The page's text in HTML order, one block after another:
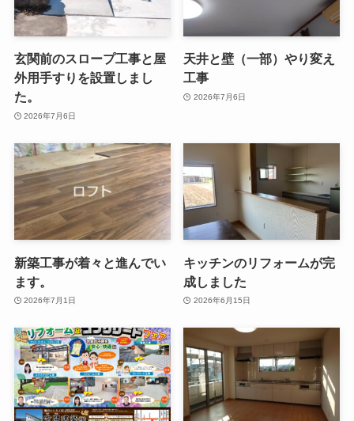
玄関前のスロープ工事と屋
外用手すりを設置しまし
た。
2026年7月6日
天井と壁（一部）やり変え
工事
2026年7月6日
新築工事が着々と進んでい
ます。
2026年7月1日
キッチンのリフォームが完
成しました
2026年6月15日